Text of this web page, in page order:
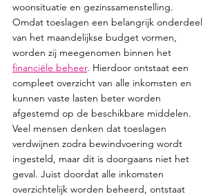
woonsituatie en gezinssamenstelling.
Omdat toeslagen een belangrijk onderdeel
van het maandelijkse budget vormen,
worden zij meegenomen binnen het
financiële beheer. Hierdoor ontstaat een
compleet overzicht van alle inkomsten en
kunnen vaste lasten beter worden
afgestemd op de beschikbare middelen.
Veel mensen denken dat toeslagen
verdwijnen zodra bewindvoering wordt
ingesteld, maar dit is doorgaans niet het
geval. Juist doordat alle inkomsten
overzichtelijk worden beheerd, ontstaat